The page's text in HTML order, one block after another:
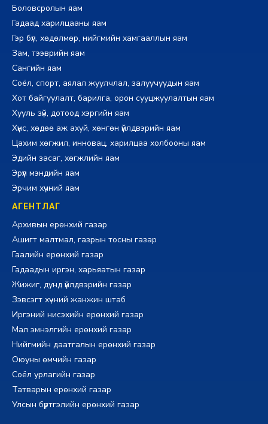
Боловсролын яам
Гадаад харилцааны яам
Гэр бүл, хөдөлмөр, нийгмийн хамгааллын яам
Зам, тээврийн яам
Сангийн яам
Соёл, спорт, аялал жуулчлал, залуучуудын яам
Хот байгуулалт, барилга, орон сууцжуулалтын яам
Хууль зүй, дотоод хэргийн яам
Хүнс, хөдөө аж ахуй, хөнгөн үйлдвэрийн яам
Цахим хөгжил, инновац, харилцаа холбооны яам
Эдийн засаг, хөгжлийн яам
Эрүүл мэндийн яам
Эрчим хүчний яам
АГЕНТЛАГ
Архивын ерөнхий газар
Ашигт малтмал, газрын тосны газар
Гаалийн ерөнхий газар
Гадаадын иргэн, харьяатын газар
Жижиг, дунд үйлдвэрийн газар
Зэвсэгт хүчний жанжин штаб
Иргэний нисэхийн ерөнхий газар
Мал эмнэлгийн ерөнхий газар
Нийгмийн даатгалын ерөнхий газар
Оюуны өмчийн газар
Соёл урлагийн газар
Татварын ерөнхий газар
Улсын бүртгэлийн ерөнхий газар